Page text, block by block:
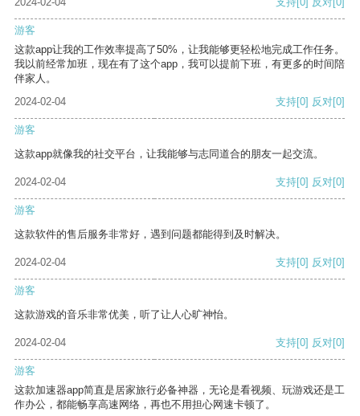
游客
这款app让我的工作效率提高了50%，让我能够更轻松地完成工作任务。
我以前经常加班，现在有了这个app，我可以提前下班，有更多的时间陪
伴家人。
2024-02-04
支持[0] 反对[0]
游客
这款app就像我的社交平台，让我能够与志同道合的朋友一起交流。
2024-02-04 支持[0] 反对[0]
游客
这款软件的售后服务非常好，遇到问题都能得到及时解决。
2024-02-04 支持[0] 反对[0]
游客
这款游戏的音乐非常优美，听了让人心旷神怡。
2024-02-04 支持[0] 反对[0]
游客
这款加速器app简直是居家旅行必备神器，无论是看视频、玩游戏还是工
作办公，都能畅享高速网络，再也不用担心网速卡顿了。